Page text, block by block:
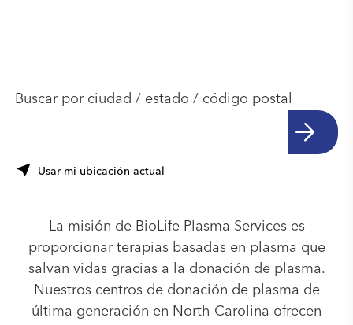
Buscar por ciudad / estado / código postal
Usar mi ubicación actual
La misión de BioLife Plasma Services es
proporcionar terapias basadas en plasma que
salvan vidas gracias a la donación de plasma.
Nuestros centros de donación de plasma de
última generación en North Carolina ofrecen